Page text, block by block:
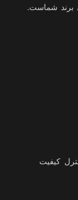
برند شماست.
کیفیت